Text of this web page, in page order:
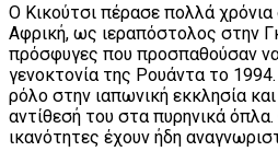
Ο Κικούτσι πέρασε πολλά
Αφρική, ως ιεραπόστολος στην
πρόσφυγες που προσπαθούσαν
γενοκτονία της Ρουάντα το
ρόλο στην ιαπωνική εκκλησία
αντίθεσή του στα πυρηνικά όπλα.
ικανότητες έχουν ήδη